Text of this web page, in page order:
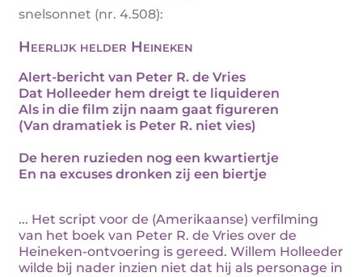
snelsonnet (nr. 4.508):
Heerlijk helder Heineken
Alert-bericht van Peter R. de Vries
Dat Holleeder hem dreigt te liquideren
Als in die film zijn naam gaat figureren
(Van dramatiek is Peter R. niet vies)
De heren ruzieden nog een kwartiertje
En na excuses dronken zij een biertje
... Het script voor de (Amerikaanse) verfilming
van het boek van Peter R. de Vries over de
Heineken-ontvoering is gereed. Willem Holleeder
wilde bij nader inzien niet dat hij als personage in